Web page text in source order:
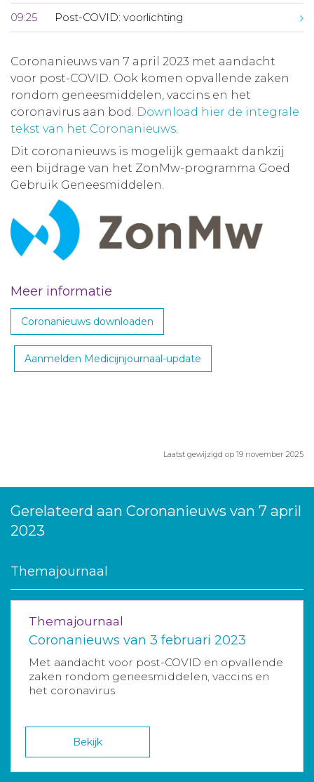
09:25 Post-COVID: voorlichting
Coronanieuws van 7 april 2023 met aandacht
voor post-COVID. Ook komen opvallende zaken
rondom geneesmiddelen, vaccins en het
coronavirus aan bod. Download hier de integrale
tekst van het Coronanieuws.
Dit coronanieuws is mogelijk gemaakt dankzij
een bijdrage van het ZonMw-programma Goed
Gebruik Geneesmiddelen.
Meer informatie
Coronanieuws downloaden
Aanmelden Medicijnjournaal-update
Laatst gewijzigd op 19 november 2025
Gerelateerd aan Coronanieuws van 7 april
2023
Themajournaal
Themajournaal
Coronanieuws van 3 februari 2023
Met aandacht voor post-COVID en opvallende
zaken rondom geneesmiddelen, vaccins en
het coronavirus.
Bekijk